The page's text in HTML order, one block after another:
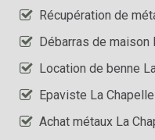
Récupération de
Débarras de maison
Location de benne
Epaviste La
Achat métaux La